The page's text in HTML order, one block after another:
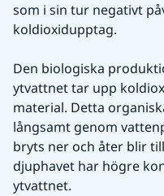
som i sin tur negativt
koldioxidupptag.
Den biologiska
ytvattnet tar upp
material. Detta
långsamt genom
bryts ner och åter blir
djuphavet har högre
ytvattnet.